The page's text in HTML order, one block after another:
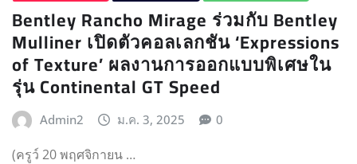
Bentley Rancho Mirage ร่วมกับ Bentley
Mulliner เปิดตัวคอลเลกชัน ‘Expressions
of Texture’ ผลงานการออกแบบพิเศษใน
รุ่น Continental GT Speed
Admin2 ม.ค. 3, 2025 0
(ครูว์ 20 พฤศจิกายน …